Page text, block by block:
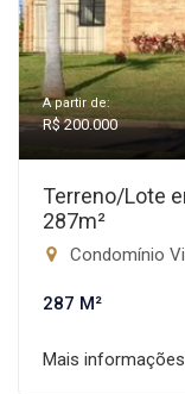
A partir de:
R$ 200.000
Terreno/Lote
287m²
Condomínio
287 M²
Mais informações